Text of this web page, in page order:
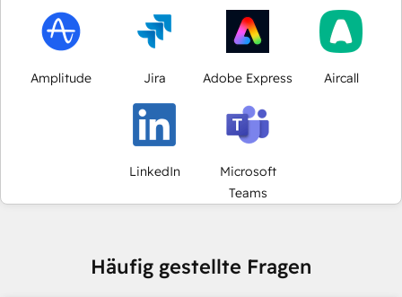
Amplitude Jira Adobe Express Aircall
LinkedIn
Microsoft
Teams
Häufig gestellte Fragen